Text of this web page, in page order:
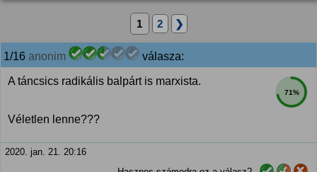
1 2 ❯
1/16 anonim válasza:
71%
A táncsics radikális balpárt is marxista.
Véletlen lenne???
2020. jan. 21. 20:16